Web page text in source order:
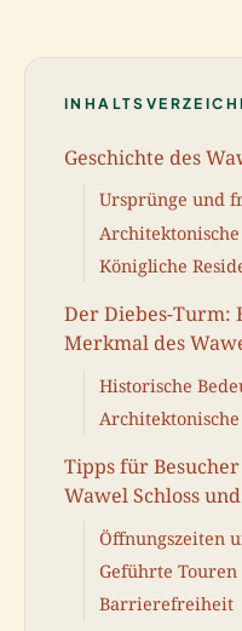
Geschichte des
Ursprünge und
Königliche
Der Diebes-Turm:
Merkmal des
Historische
Tipps für
Wawel Schloss
Öffnungszeiten
Geführte
Barrierefreiheit